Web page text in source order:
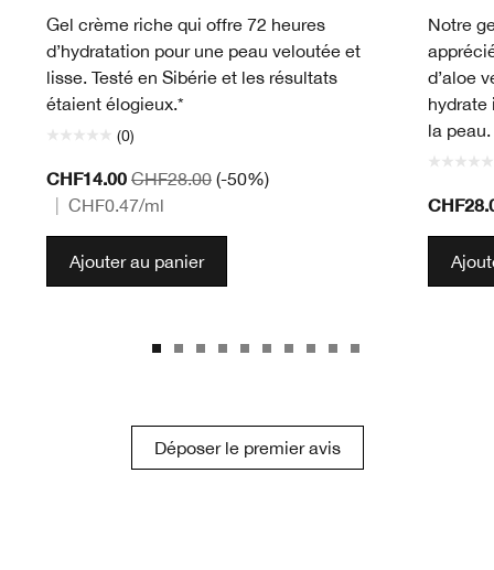
Gel crème riche qui offre 72 heures
d’hydratation pour une peau veloutée et
lisse. Testé en Sibérie et les résultats
étaient élogieux.*
(0)
CHF14.00 CHF28.00 (-50%)
CHF0.47/ml
Ajouter au panier
Notre
d’aloe
hydrate
la peau.
Déposer le premier avis